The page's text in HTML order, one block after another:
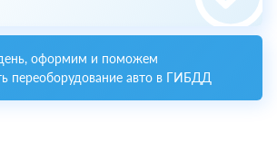
оформим и поможем
переоборудование авто в ГИБДД